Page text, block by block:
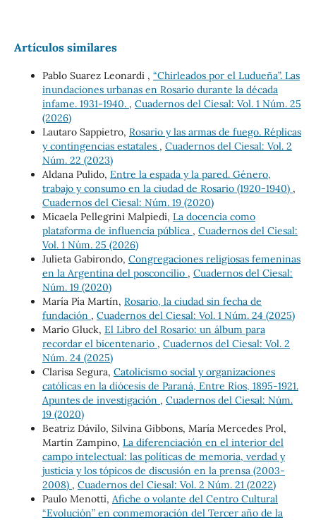
Artículos similares
Pablo Suarez Leonardi , “Chirleados por el Ludueña”. Las
inundaciones urbanas en Rosario durante la década
infame. 1931-1940. , Cuadernos del Ciesal: Vol. 1 Núm. 25
(2026)
Lautaro Sappietro, Rosario y las armas de fuego. Réplicas
y contingencias estatales , Cuadernos del Ciesal: Vol. 2
Núm. 22 (2023)
Aldana Pulido, Entre la espada y la pared. Género,
trabajo y consumo en la ciudad de Rosario (1920-1940) ,
Cuadernos del Ciesal: Núm. 19 (2020)
Micaela Pellegrini Malpiedi, La docencia como
plataforma de influencia pública , Cuadernos del Ciesal:
Vol. 1 Núm. 25 (2026)
Julieta Gabirondo, Congregaciones religiosas femeninas
en la Argentina del posconcilio , Cuadernos del Ciesal:
Núm. 19 (2020)
María Pía Martín, Rosario, la ciudad sin fecha de
fundación , Cuadernos del Ciesal: Vol. 1 Núm. 24 (2025)
Mario Gluck, El Libro del Rosario: un álbum para
recordar el bicentenario , Cuadernos del Ciesal: Vol. 2
Núm. 24 (2025)
Clarisa Segura, Catolicismo social y organizaciones
católicas en la diócesis de Paraná, Entre Ríos, 1895-1921.
Apuntes de investigación , Cuadernos del Ciesal: Núm.
19 (2020)
Beatriz Dávilo, Silvina Gibbons, María Mercedes Prol,
Martín Zampino, La diferenciación en el interior del
campo intelectual: las políticas de memoria, verdad y
justicia y los tópicos de discusión en la prensa (2003-
2008) , Cuadernos del Ciesal: Vol. 2 Núm. 21 (2022)
Paulo Menotti, Afiche o volante del Centro Cultural
“Evolución” en conmemoración del Tercer año de la